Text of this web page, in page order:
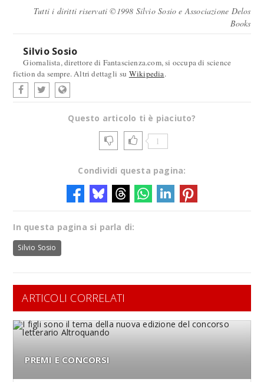
Tutti i diritti riservati ©1998 Silvio Sosio e Associazione Delos
Books
Silvio Sosio
Giornalista, direttore di Fantascienza.com, si occupa di science
fiction da sempre. Altri dettagli su Wikipedia.
Questo articolo ti è piaciuto?
1
Condividi questa pagina:
In questa pagina si parla di:
Silvio Sosio
ARTICOLI CORRELATI
PREMI E CONCORSI